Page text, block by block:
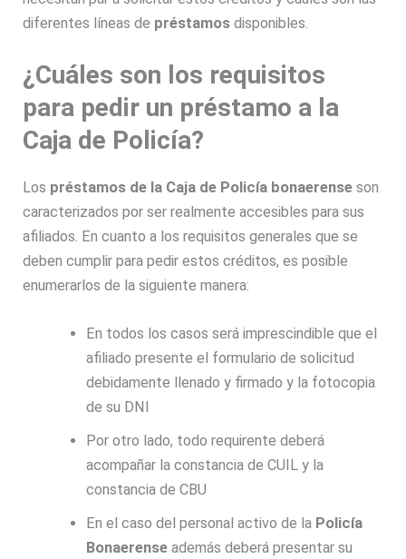
diferentes líneas de préstamosdisponibles.
¿Cuáles son los requisitos
para pedir un préstamo a la
Caja de Policía?
Los préstamos de la Caja de Policía bonaerense son
caracterizados por ser realmente accesibles para sus
afiliados. En cuanto a los requisitos generales que se
deben cumplir para pedir estos créditos, es posible
enumerarlos de la siguiente manera:
En todos los casos será imprescindible que el
afiliado presente el formulario de solicitud
debidamente llenado y firmado y la fotocopia
de su DNI
Por otro lado, todo requirente deberá
acompañar la constancia de CUIL y la
constancia de CBU
En el caso del personal activo de la Policía
Bonaerenseademás deberá presentar su